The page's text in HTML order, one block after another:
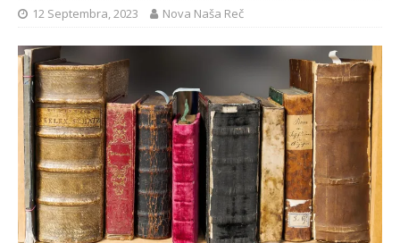
12 Septembra, 2023 Nova Naša Reč